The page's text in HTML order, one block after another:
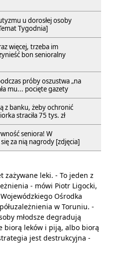
u dorosłej osoby
Tygodnia]
więcej, trzeba im
bon senioralny
próby oszustwa „na
mu... pocięte gazety
z banku, żeby ochronić
straciła 75 tys. zł
seniora! W
za nią nagrody [zdjęcia]
zażywane leki. - To jeden z
- mówi Piotr Ligocki,
Ośrodka
w Toruniu. -
młodsze degradują
biorą leków i piją, albo biorą
jest destrukcyjna -